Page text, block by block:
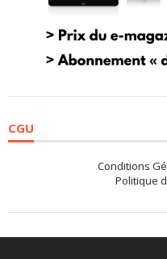
CGU
Conditions
Politique